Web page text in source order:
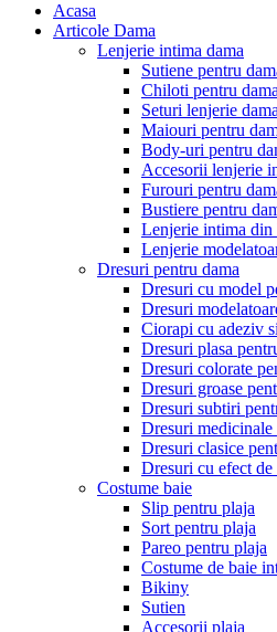
Acasa
Articole Dama
Lenjerie intima dama
Sutiene pentru
Chiloti pentru dama
Seturi lenjerie
Maiouri pentru
Body-uri pentru
Accesorii lenjerie
Furouri pentru
Bustiere pentru
Lenjerie intima din
Lenjerie
Dresuri pentru dama
Dresuri cu model
Dresuri
Ciorapi cu adeziv
Dresuri plasa
Dresuri colorate
Dresuri groase
Dresuri subtiri
Dresuri medicinale
Dresuri clasice
Dresuri cu efect
Costume baie
Slip pentru plaja
Sort pentru plaja
Pareo pentru plaja
Costume de baie
Bikiny
Sutien
Accesorii plaja